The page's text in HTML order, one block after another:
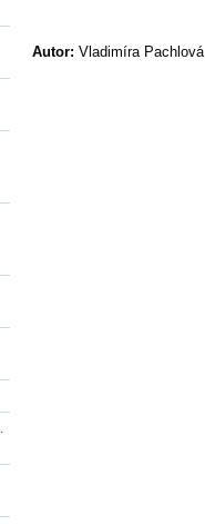
Autor: Vladimíra Pachlová